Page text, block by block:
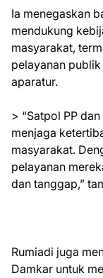
Ia menegaskan
mendukung
masyarakat,
pelayanan
aparatur.
> “Satpol PP
menjaga
masyarakat.
pelayanan
dan tanggap,”
Rumiadi juga
Damkar untuk